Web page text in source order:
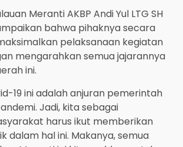
Meranti AKBP Andi Yul LTG SH
bahwa pihaknya secara
pelaksanaan kegiatan
mengarahkan semua jajarannya
ini.
19 ini adalah anjuran pemerintah
Jadi, kita sebagai
harus ikut memberikan
dalam hal ini. Makanya, semua